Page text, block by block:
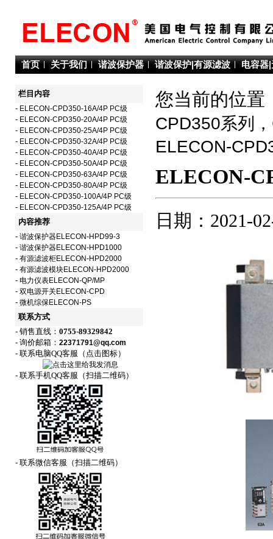
首页 关于我们 谐波保护器 谐波保护|有源滤波 电容器
栏目内容
- ELECON-CPD350-16A/4P PC级
- ELECON-CPD350-20A/4P PC级
- ELECON-CPD350-25A/4P PC级
- ELECON-CPD350-32A/4P PC级
- ELECON-CPD350-40A/4P PC级
- ELECON-CPD350-50A/4P PC级
- ELECON-CPD350-63A/4P PC级
- ELECON-CPD350-80A/4P PC级
- ELECON-CPD350-100A/4P PC级
- ELECON-CPD350-125A/4P PC级
内容推荐
- 谐波保护器ELECON-HPD99-3
- 谐波保护器ELECON-HPD1000
- 有源滤波柜ELECON-HPD2000
- 有源滤波模块ELECON-HPD2000
- 电力仪表ELECON-QP/MP
- 双电源开关ELECON-CPD
- 微机综保ELECON-PS
联系方式
- 销售直线： 0755-89329842
- 询价邮箱： 22371791@qq.com
- 联系电脑QQ客服（点击图标）
- 联系手机QQ客服（扫描二维码）
- 联系微信客服（扫描二维码）
您当前的位
CPD350系列
ELECON-
ELECON-
日期：2021-